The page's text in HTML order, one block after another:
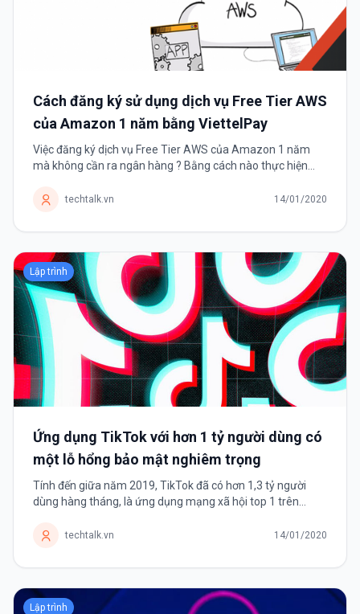
Cách đăng ký sử dụng dịch vụ Free Tier AWS
của Amazon 1 năm bằng ViettelPay
Việc đăng ký dịch vụ Free Tier AWS của Amazon 1 năm
mà không cần ra ngân hàng ? Bằng cách nào thực hiện
(Amazon Web Services) là sản phẩm...
techtalk.vn 14/01/2020
Lập trình
Ứng dụng TikTok với hơn 1 tỷ người dùng có
một lỗ hổng bảo mật nghiêm trọng
Tính đến giữa năm 2019, TikTok đã có hơn 1,3 tỷ người
dùng hàng tháng, là ứng dụng mạng xã hội top 1 trên
chia sẻ những video ngắn,...
techtalk.vn 14/01/2020
Lập trình